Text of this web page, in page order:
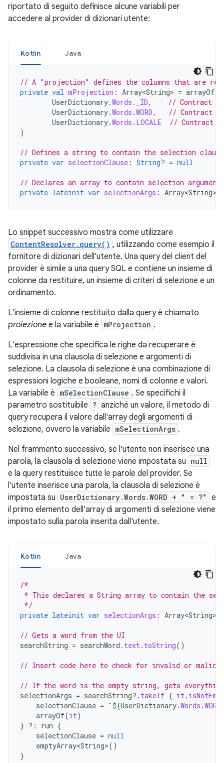
riportato di seguito definisce alcune variabili per
accedere al provider di dizionari utente:
Kotlin Java
// A "projection" defines the columns that are
private val mProjection : Array<String> = arrayOf
UserDictionary.Words . _ID,
// Contract
UserDictionary.Words .WORD,
// Contract
UserDictionary.Words . LOCALE
// Contract
)
// Defines a string to contain the selection clause
private var selectionClause : String? = null
// Declares an array to contain selection arguments
private lateinit var selectionArgs : Array<String>
Lo snippet successivo mostra come utilizzare
ContentResolver.query() , utilizzando come esempio il
fornitore di dizionari dell'utente. Una query del client del
provider è simile a una query SQL e contiene un insieme di
colonne da restituire, un insieme di criteri di selezione e un
ordinamento.
L'insieme di colonne restituito dalla query è chiamato
proiezione e la variabile è mProjection .
L'espressione che specifica le righe da recuperare è
suddivisa in una clausola di selezione e argomenti di
selezione. La clausola di selezione è una combinazione di
espressioni logiche e booleane, nomi di colonne e valori.
La variabile è mSelectionClause . Se specifichi il
parametro sostituibile ? anziché un valore, il metodo di
query recupera il valore dall'array degli argomenti di
selezione, ovvero la variabile mSelectionArgs .
Nel frammento successivo, se l'utente non inserisce una
parola, la clausola di selezione viene impostata su null
e la query restituisce tutte le parole del provider. Se
l'utente inserisce una parola, la clausola di selezione è
impostata su UserDictionary.Words.WORD + " = ?"
e
il primo elemento dell'array di argomenti di selezione viene
impostato sulla parola inserita dall'utente.
Kotlin Java
/*
* This declares a String array to contain the
*/
private lateinit var selectionArgs : Array<String>
// Gets a word from the UI
searchString = searchWord . text . toString()
// Insert code here to check for invalid or
// If the word is the empty string, gets everything
selectionArgs = searchString?. takeIf { it .
selectionClause = "${UserDictionary.Words .WORD
arrayOf(it)
} ?: run {
selectionClause = null
emptyArray<String>()
}